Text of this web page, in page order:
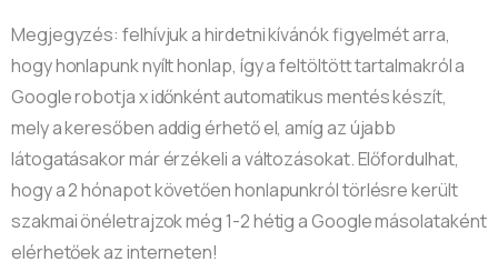
Megjegyzés: felhívjuk a hirdetni kívánók figyelmét arra,
hogy honlapunk nyílt honlap, így a feltöltött tartalmakról a
Google robotja x időnként automatikus mentés készít,
mely a keresőben addig érhető el, amíg az újabb
látogatásakor már érzékeli a változásokat. Előfordulhat,
hogy a 2 hónapot követően honlapunkról törlésre került
szakmai önéletrajzok még 1-2 hétig a Google másolataként
elérhetőek az interneten!